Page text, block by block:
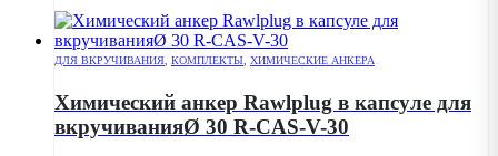
ДЛЯ ВКРУЧИВАНИЯ, КОМПЛЕКТЫ, ХИМИЧЕСКИЕ АНКЕРА
Химический анкер Rawlplug в капсуле для
вкручиванияØ 30 R-CAS-V-30